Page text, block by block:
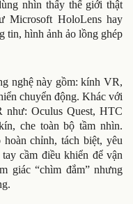
nhìn thấy thế giới thật
Microsoft HoloLens hay
tin, hình ảnh ảo lồng ghép
nghệ này gồm: kính VR,
chuyển động. Khác với
như: Oculus Quest, HTC
che toàn bộ tầm nhìn.
chỉnh, tách biệt, yêu
cầm điều khiển để vận
giác “chìm đắm” nhưng